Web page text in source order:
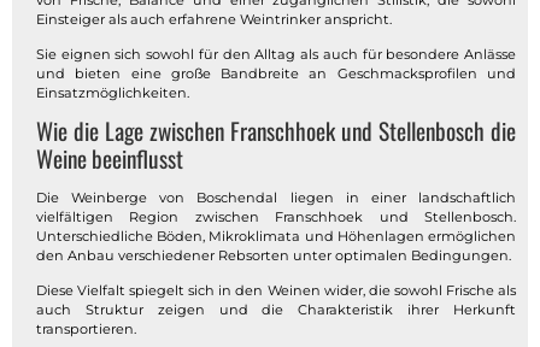
Einsteiger als auch erfahrene Weintrinker anspricht.
Sie eignen sich sowohl für den Alltag als auch für besondere Anlässe
und bieten eine große Bandbreite an Geschmacksprofilen und
Einsatzmöglichkeiten.
Wie die Lage zwischen Franschhoek und Stellenbosch die
Weine beeinflusst
Die Weinberge von Boschendal liegen in einer landschaftlich
vielfältigen Region zwischen Franschhoek und Stellenbosch.
Unterschiedliche Böden, Mikroklimata und Höhenlagen ermöglichen
den Anbau verschiedener Rebsorten unter optimalen Bedingungen.
Diese Vielfalt spiegelt sich in den Weinen wider, die sowohl Frische als
auch Struktur zeigen und die Charakteristik ihrer Herkunft
transportieren.